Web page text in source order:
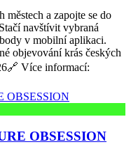
městech a zapojte se do
navštívit vybraná
v mobilní aplikaci.
objevování krás českých
Více informací:
OBSESSION